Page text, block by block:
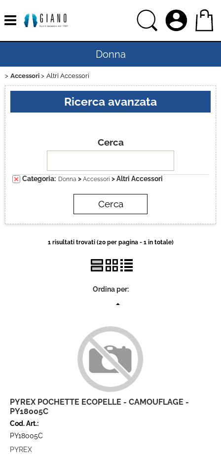
Uomo
Donna
Ciclismo
Brand
Contatti
Accessori Altri Accessori
Ricerca avanzata
Cerca
Categoria: Donna > Accessori > Altri Accessori
1 risultati trovati (20 per pagina - 1 in totale)
Ordina per:
PYREX POCHETTE ECOPELLE - CAMOUFLAGE -
PY18005C
Cod. Art.:
PY18005C
PYREX